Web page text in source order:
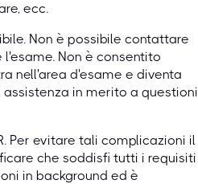
ecc.
Non è possibile contattare
Non è consentito
nell'area d'esame e diventa
assistenza in merito a questioni
Per evitare tali complicazioni il
che soddisfi tutti i requisiti
in background ed è